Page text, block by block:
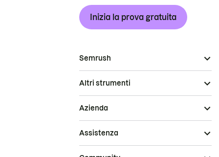
Inizia la prova gratuita
Semrush
Altri strumenti
Azienda
Assistenza